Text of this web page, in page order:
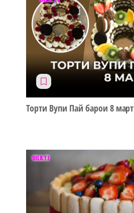
Торти Вупи Пай барои 8 март